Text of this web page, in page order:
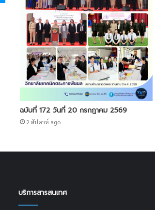
ฉบับที่ 172 วันที่ 20 กรกฎาคม 2569
2 สัปดาห์ ago
บริการสารสนเทศ